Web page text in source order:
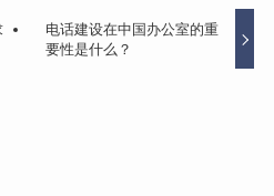
电话建设在中国办公室的重
要性是什么？